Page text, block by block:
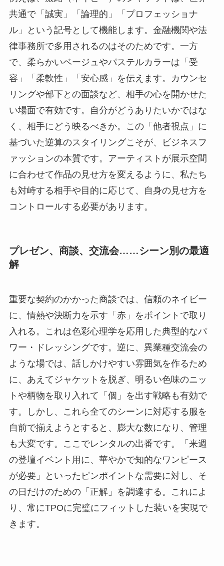
共通で「誠実」「論理的」「プロフェッショナ
ル」という記号として機能します。金融機関や法
律事務所で多用されるのはそのためです。一方
で、柔らかいベージュやパステルカラーは「受
容」「柔軟性」「安心感」を伝えます。カウンセ
リングや部下との面談など、相手の心を開かせた
い場面で有効です。自分がどうありたいかではな
く、相手にどう映るべきか。この「他者視点」に
基づいた逆算のスタイリングこそが、ビジネスフ
ァッションの本質です。アーティストが展示空間
に合わせて作品の見せ方を変えるように、私たち
も対峙する相手や目的に応じて、自身の見せ方を
コントロールする必要があります。
プレゼン、商談、交流会……シーン別の最適
解
重要な契約のかかった商談では、信頼のネイビー
に、情熱や決断力を示す「赤」をポイントで取り
入れる。これは色彩心理学を応用した典型的なパ
ワー・ドレッシングです。逆に、異業種交流会の
ような場では、話しかけやすい雰囲気を作るため
に、あえてジャケットを脱ぎ、明るい色味のニッ
トや柄物を取り入れて「個」を出す戦略も有効で
す。しかし、これら全てのシーンに対応する服を
自前で揃えようとすると、膨大な数になり、管理
も大変です。ここでレンタルの出番です。「来週
の登壇イベント用に、華やかで知的なワンピース
が必要」といったピンポイントな需要に対し、そ
の日だけのための「正解」を調達する。これによ
り、常にTPOに完璧にフィットした装いを実現で
きます。